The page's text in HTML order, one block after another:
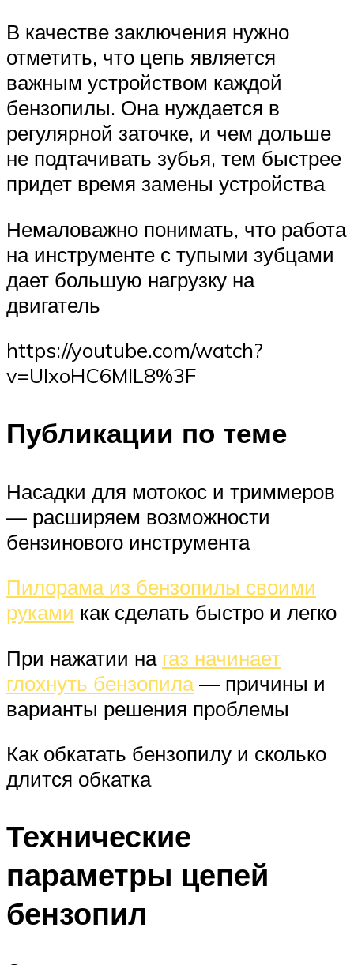
В качестве заключения нужно
отметить, что цепь является
важным устройством каждой
бензопилы. Она нуждается в
регулярной заточке, и чем дольше
не подтачивать зубья, тем быстрее
придет время замены устройства
Немаловажно понимать, что работа
на инструменте с тупыми зубцами
дает большую нагрузку на
двигатель
https://youtube.com/watch?
v=UIxoHC6MIL8%3F
Публикации по теме
Насадки для мотокос и триммеров
— расширяем возможности
бензинового инструмента
Пилорама из бензопилы своими
руками как сделать быстро и легко
При нажатии на газ начинает
глохнуть бензопила— причины и
варианты решения проблемы
Как обкатать бензопилу и сколько
длится обкатка
Технические
параметры цепей
бензопил